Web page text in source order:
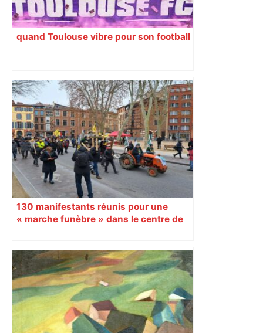
quand Toulouse vibre pour son football
130 manifestants réunis pour une
« marche funèbre » dans le centre de